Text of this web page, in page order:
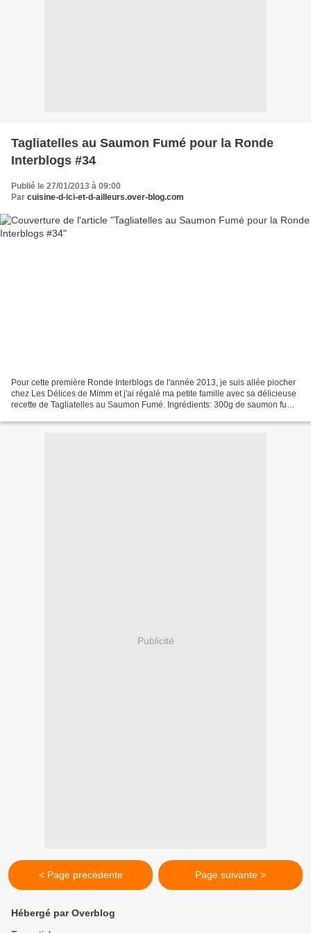
Tagliatelles au Saumon Fumé pour la Ronde
Interblogs #34
Publié le 27/01/2013 à 09:00
Par cuisine-d-ici-et-d-ailleurs.over-blog.com
Pour cette première Ronde Interblogs de l'année 2013, je suis allée piocher
chez Les Délices de Mimm et j'ai régalé ma petite famille avec sa délicieuse
recette de Tagliatelles au Saumon Fumé. Ingrédients: 300g de saumon fumé
Publicité
< Page précédente Page suivante >
Hébergé par Overblog